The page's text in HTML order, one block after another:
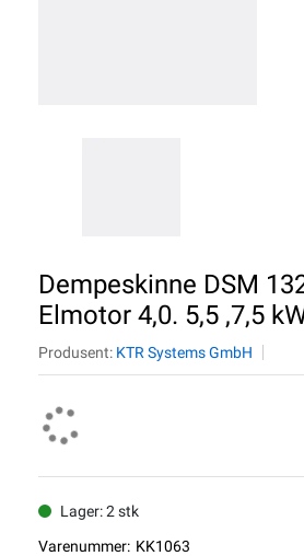
Dempeskinne DSM
Elmotor 4,0. 5,5 ,7,5
Produsent: KTR Systems GmbH
Lager: 2 stk
Varenummer: KK1063